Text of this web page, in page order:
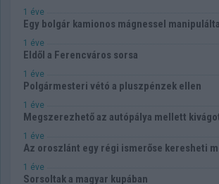
1 éve
Egy bolgár kamionos mágnessel
1 éve
Eldől a Ferencváros sorsa
1 éve
Polgármesteri vétó a pluszpénzek ellen
1 éve
Megszerezhető az autópálya mellett
1 éve
Az oroszlánt egy régi ismerőse keresheti
1 éve
Sorsoltak a magyar kupában